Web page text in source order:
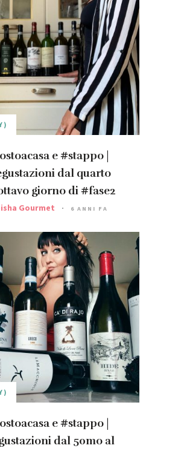
e #stappo |
dal quarto
giorno di #fase2
Gourmet 6 ANNI FA
e #stappo |
dal 50mo al